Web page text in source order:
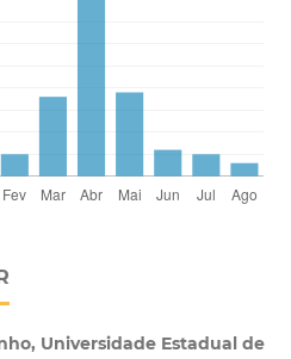
Universidade Estadual de